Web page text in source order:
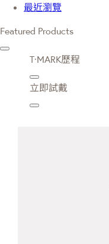
最近瀏覽
Featured Products
T·MARK歷程
立即試戴